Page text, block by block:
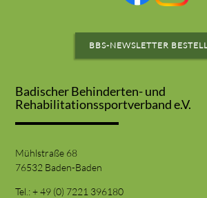
BBS-NEWSLETTER
Badischer Behinderten- und
Rehabilitationssportverband e.V.
Mühlstraße 68
76532 Baden-Baden
Tel.: + 49 (0) 7221 396180